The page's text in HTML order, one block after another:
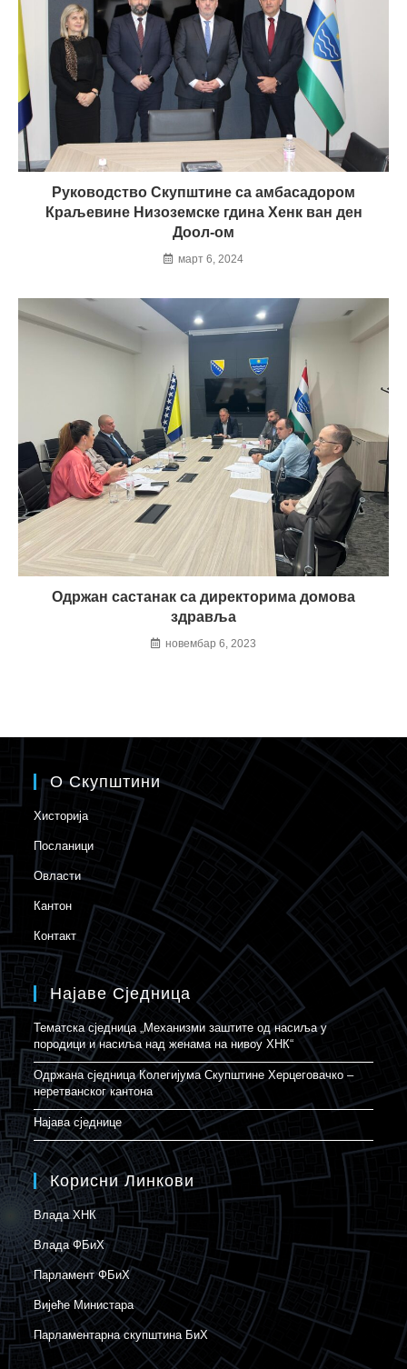
Руководство Скупштине са амбасадором
Краљевине Низоземске гдина Хенк ван ден
Доол-ом
март 6, 2024
Одржан састанак cа директорима домова
здравља
новембар 6, 2023
О Скупштини
Хисторија
Посланици
Овласти
Кантон
Контакт
Најаве Сједница
Тематска сједница „Механизми заштите од насиља у
породици и насиља над женама на нивоу ХНК“
Одржана сједница Колегијума Скупштине Херцеговачко –
неретванског кантона
Најава сједнице
Корисни Линкови
Влада ХНК
Влада ФБиХ
Парламент ФБиХ
Вијеће Министара
Парламентарна скупштина БиХ